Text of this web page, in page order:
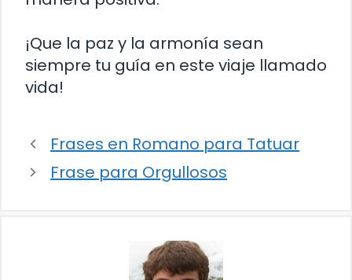
¡Que la paz y la armonía sean
siempre tu guía en este viaje llamado
vida!
Frases en Romano para Tatuar
Frase para Orgullosos